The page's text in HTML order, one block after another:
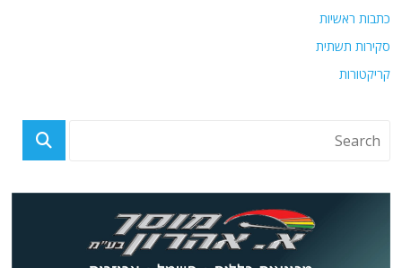
כתבות ראשיות
סקירות תשתית
קריקטורות